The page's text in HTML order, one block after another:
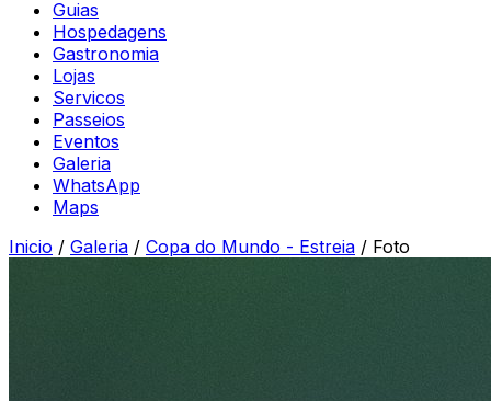
Guias
Hospedagens
Gastronomia
Lojas
Servicos
Passeios
Eventos
Galeria
WhatsApp
Maps
Inicio / Galeria / Copa do Mundo - Estreia / Foto